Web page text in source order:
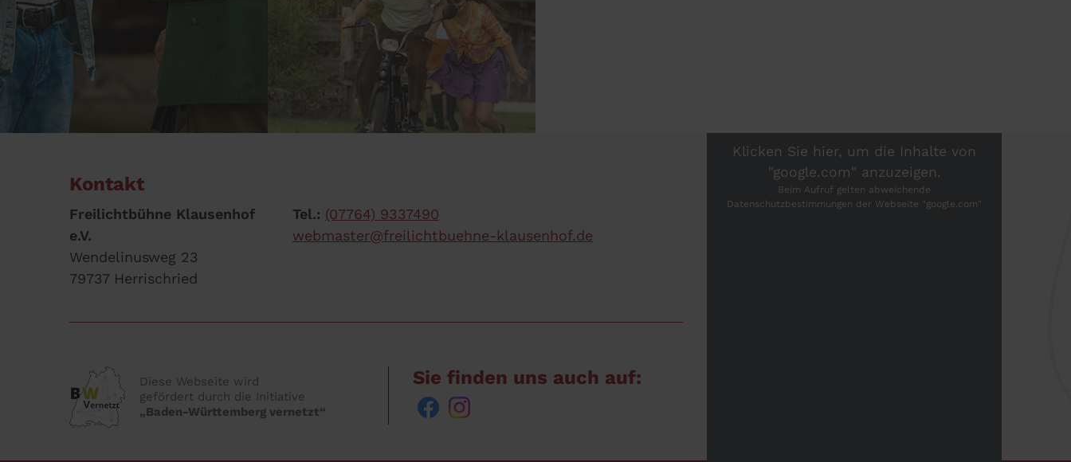
Kontakt
Freilichtbühne Klausenhof
e.V.
Wendelinusweg 23
79737 Herrischried
Tel.: (07764) 9337490
webmaster@freilichtbuehne-klausenhof.de
Diese Webseite wird
gefördert durch die Initiative
„Baden-Württemberg vernetzt“
Sie finden uns auch auf:
Klicken Sie hier, um die Inhalte von
"google.com" anzuzeigen.
Beim Aufruf gelten abweichende
Datenschutzbestimmungen der Webseite "google.com"